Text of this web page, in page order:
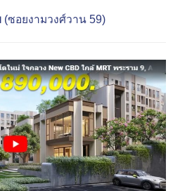
(ซอยงามวงศ์วาน 59)